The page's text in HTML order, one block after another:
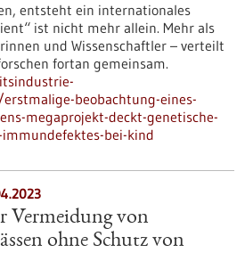
entsteht ein internationales
ist nicht mehr allein. Mehr als
und Wissenschaftler – verteilt
fortan gemeinsam.
beobachtung-eines-
megaprojekt-deckt-genetische-
bei-kind
Vermeidung von
ohne Schutz von